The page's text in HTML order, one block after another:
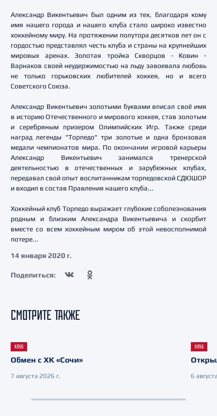
Александр Викентьевич был одним из тех, благодаря кому
имя нашего города и нашего клуба стало широко известно
хоккейному миру. На протяжении полутора десятков лет он с
гордостью представлял честь клуба и страны на крупнейших
мировых аренах. Золотая тройка Скворцов - Ковин -
Варнаков своей неудержимостью на льду завоевала любовь
не только горьковских любителей хоккея, но и всего
Советского Союза.
Александр Викентьевич золотыми буквами вписал своё имя
в историю Отечественного и мирового хоккея, став золотым
и серебряным призером Олимпийских Игр. Также среди
наград легенды "Торпедо" три золотые и одна бронзовая
медали чемпионатов мира. По окончании игровой карьеры
Александр Викентьевич занимался тренерской
деятельностью в отечественных и зарубежных клубах,
передавал свой опыт воспитанникам торпедовской СДЮШОР
и входил в состав Правления нашего клуба...
Хоккейный клуб Торпедо выражает глубокие соболезнования
родным и близким Александра Викентьевича и скорбит
вместе со всем хоккейным миром об этой невосполнимой
потере...
14 января 2020 г.
Поделиться:
СМОТРИТЕ ТАКЖЕ
КЛУБ
Обмен с ХК «Сочи»
7 августа 2026 г.
КЛУБ
6